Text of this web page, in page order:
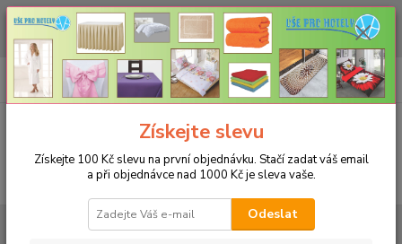
CHCETE NAKOUPIT VĚTŠÍ MNOŽSTVÍ NAŠICH PRODUKTŮ ZA LEPŠÍ
CENU? Klikněte ZDE
CZK
+420 773 794 023
Pondělí-pátek 9-16 hodin
0ks
za0 Kč
UBRUSY
Teflonové ubrusy jednobarevné s vodoodpudivou úpravou
Získejte slevu
Získejte 100 Kč slevu na první objednávku. Stačí zadat váš email
a při objednávce nad 1000 Kč je sleva vaše.
Odeslat